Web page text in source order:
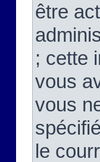
être
; cette
vous
vous
le